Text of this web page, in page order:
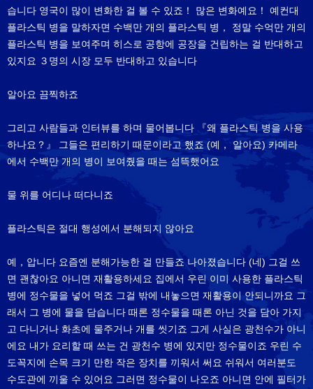
습니다 영국이 많이 변화한 걸 볼 수 있죠！ 많은 변화예요！ 예컨대
플라스틱 병을 말하자면 수백만 개의 플라스틱 병， 정말 수억만 개의
플라스틱 병을 보여주며 히스로 공항에 공장을 건립하는 걸 반대하고
있지요 ３명의 시장 모두 반대하고 있습니다
알아요 끔찍하죠
그리고 사람들과 인터뷰를 하며 물어봅니다 『왜 플라스틱 병을 사용
하나요？』 그들은 편리하기 때문이라고 했죠 (예， 알아요) 카메라
에서 수백만 개의 병이 보여줬을 때는 섬뜩했어요
물 위를 어디나 떠다니죠
플라스틱은 절대 행성에서 분해되지 않아요
예，압니다 요즘엔 분해가능한 걸 만들죠 나아졌습니다 (네) 그걸 쓰
면 괜찮아요 아니면 재활용하세요 집에서 우린 이미 사용한 플라스틱
병에 정수물을 넣어 먹죠 그걸 밖에 내놓으면 재활용이 안되니까요 그
래서 그 병에 물을 담습니다 때론 정수물을 때론 아닌 것을 담아 가지
고 다니거나 화초에 물주거나 개를 씻기죠 그게 사실은 광천수가 아니
에요 내가 요리할 때 쓰는 건 광천수 병에 있지만 정수물이죠 우린 수
도꼭지에 손목 크기 만한 작은 장치를 끼워서 써요 쉬워서 여러분도
수도관에 끼울 수 있어요 그러면 정수물이 나오죠 아니면 안에 필터가